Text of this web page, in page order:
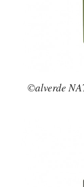
©alverde